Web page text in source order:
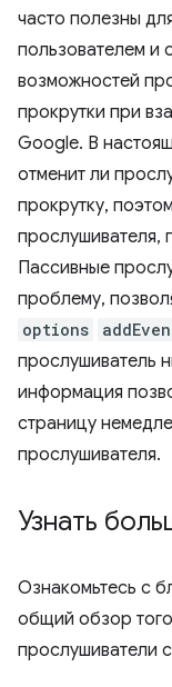
часто полезны
пользователем и
возможностей
прокрутки при
Google. В
отменит ли
прокрутку,
прослушивателя,
Пассивные
проблему,
options
прослушиватель
информация
страницу
прослушивателя.
Узнать
Ознакомьтесь с
общий обзор
прослушиватели